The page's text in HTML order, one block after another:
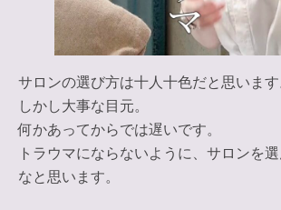
サロンの選び方は十人十色だと思います
しかし大事な目元。
何かあってからでは遅いです。
トラウマにならないように、サロンを
なと思います。